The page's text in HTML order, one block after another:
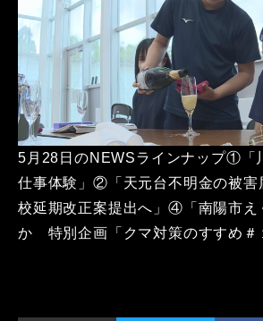
5月28日のNEWSラインナップ①「
仕事体験」②「天元台不明金の被
校延期改正案提出へ」④「南陽市え
か 特別企画「クマ対策のすすめ＃